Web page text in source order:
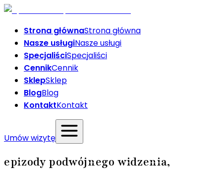
Strona głównaStrona główna
Nasze usługiNasze usługi
SpecjaliściSpecjaliści
CennikCennik
SklepSklep
BlogBlog
KontaktKontakt
Umów wizytę
epizody podwójnego widzenia,